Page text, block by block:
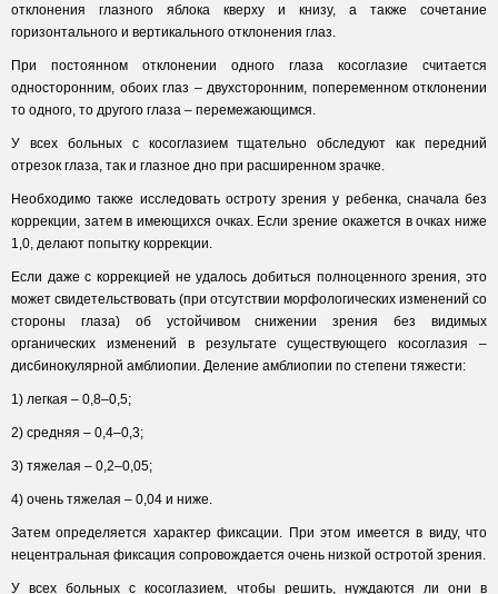
отклонения глазного яблока кверху и книзу, а также сочетание
горизонтального и вертикального отклонения глаз.
При постоянном отклонении одного глаза косоглазие считается
односторонним, обоих глаз – двухсторонним, попеременном отклонении
то одного, то другого глаза – перемежающимся.
У всех больных с косоглазием тщательно обследуют как передний
отрезок глаза, так и глазное дно при расширенном зрачке.
Необходимо также исследовать остроту зрения у ребенка, сначала без
коррекции, затем в имеющихся очках. Если зрение окажется в очках ниже
1,0, делают попытку коррекции.
Если даже с коррекцией не удалось добиться полноценного зрения, это
может свидетельствовать (при отсутствии морфологических изменений со
стороны глаза) об устойчивом снижении зрения без видимых
органических изменений в результате существующего косоглазия –
дисбинокулярной амблиопии. Деление амблиопии по степени тяжести:
1) легкая – 0,8–0,5;
2) средняя – 0,4–0,3;
3) тяжелая – 0,2–0,05;
4) очень тяжелая – 0,04 и ниже.
Затем определяется характер фиксации. При этом имеется в виду, что
нецентральная фиксация сопровождается очень низкой остротой зрения.
У всех больных с косоглазием, чтобы решить, нуждаются ли они в